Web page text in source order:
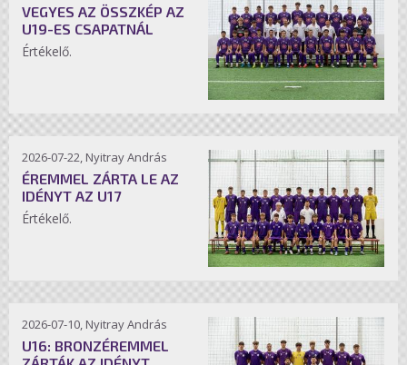
VEGYES AZ ÖSSZKÉP AZ
U19-ES CSAPATNÁL
Értékelő.
2026-07-22, Nyitray András
ÉREMMEL ZÁRTA LE AZ
IDÉNYT AZ U17
Értékelő.
2026-07-10, Nyitray András
U16: BRONZÉREMMEL